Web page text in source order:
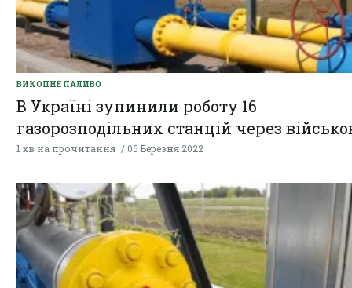
ВИКОПНЕ ПАЛИВО
В Україні зупинили роботу 16
газорозподільних станцій через
1 хв на прочитання 05 Березня 2022